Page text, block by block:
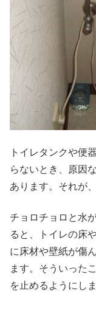
トイレタンクや便
らないとき、原因
あります。それが
チョロチョロと水
ると、トイレの床
に床材や壁紙が傷
ます。そういった
を止めるようにし